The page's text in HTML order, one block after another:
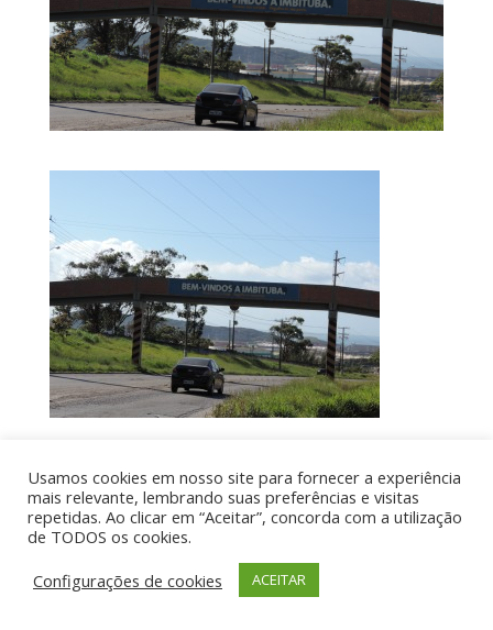
Por aí de Barraca - direitos reservados - Desenvolvido
por UIA WEB
Usamos cookies em nosso site para fornecer a experiência
mais relevante, lembrando suas preferências e visitas
repetidas. Ao clicar em “Aceitar”, concorda com a utilização
de TODOS os cookies.
Configurações de cookies
ACEITAR